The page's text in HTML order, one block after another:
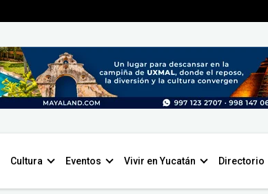
Cultura Eventos Vivir en Yucatán Directorio